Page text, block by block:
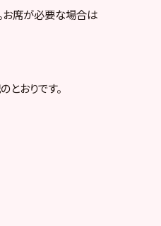
お席が必要な場合は
おりです。